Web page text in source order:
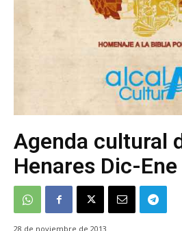
Agenda cultural
Henares Dic-Ene
28 de noviembre de 2013